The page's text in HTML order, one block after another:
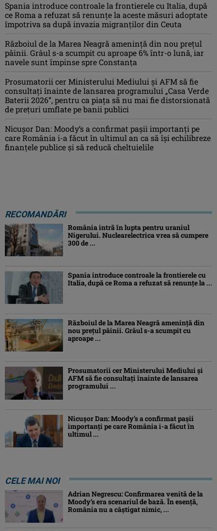
Spania introduce controale la frontierele cu Italia, după
ce Roma a refuzat să renunțe la aceste măsuri adoptate
împotriva sa după invazia migranților din Ceuta
Războiul de la Marea Neagră amenință din nou prețul
pâinii. Grâul s-a scumpit cu aproape 6% într-o lună, iar
navele sunt împinse spre Constanța
Prosumatorii cer Ministerului Mediului și AFM să fie
consultați înainte de lansarea programului „Casa Verde
Baterii 2026”, pentru ca piața să nu mai fie distorsionată
de prețuri umflate pe banii publici
Nicușor Dan: Moody’s a confirmat pașii importanți pe
care România i-a făcut în ultimul an ca să își echilibreze
finanțele publice și să reducă cheltuielile
RECOMANDĂRI
România intră în lupta pentru uraniul
Nigerului. Nuclearelectrica vrea să cumpere
300 de ...
Spania introduce controale la frontierele cu
Italia, după ce Roma a refuzat să renunțe la ...
Războiul de la Marea Neagră amenință din
nou prețul pâinii. Grâul s-a scumpit cu
aproape ...
Prosumatorii cer Ministerului Mediului și
AFM să fie consultați înainte de lansarea
programului ...
Nicușor Dan: Moody’s a confirmat pașii
importanți pe care România i-a făcut în
ultimul ...
CELE MAI NOI
Adrian Negrescu: Confirmarea venită de la
Moody’s era scenariul de bază. În esenţă,
România nu a câştigat nimic, ...